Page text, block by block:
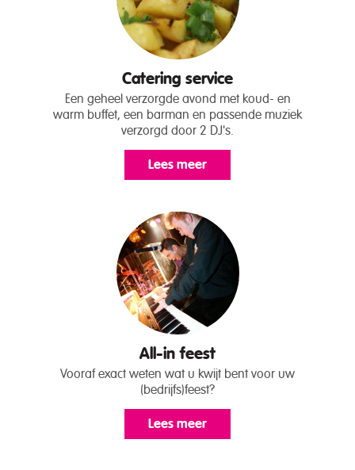
Catering service
Een geheel verzorgde avond met koud- en
warm buffet, een barman en passende muziek
verzorgd door 2 DJ's.
Lees meer
All-in feest
Vooraf exact weten wat u kwijt bent voor uw
(bedrijfs)feest?
Lees meer